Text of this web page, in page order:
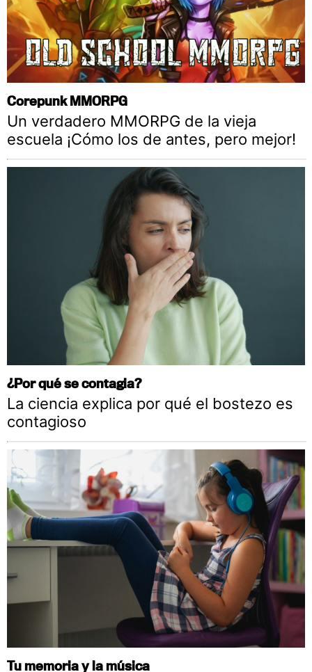
Corepunk MMORPG
Un verdadero MMORPG de la vieja
escuela ¡Cómo los de antes, pero mejor!
¿Por qué se contagia?
La ciencia explica por qué el bostezo es
contagioso
Tu memoria y la música